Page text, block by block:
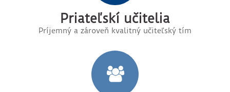
Priateľskí učitelia
Príjemný a zároveň kvalitný učiteľský tím